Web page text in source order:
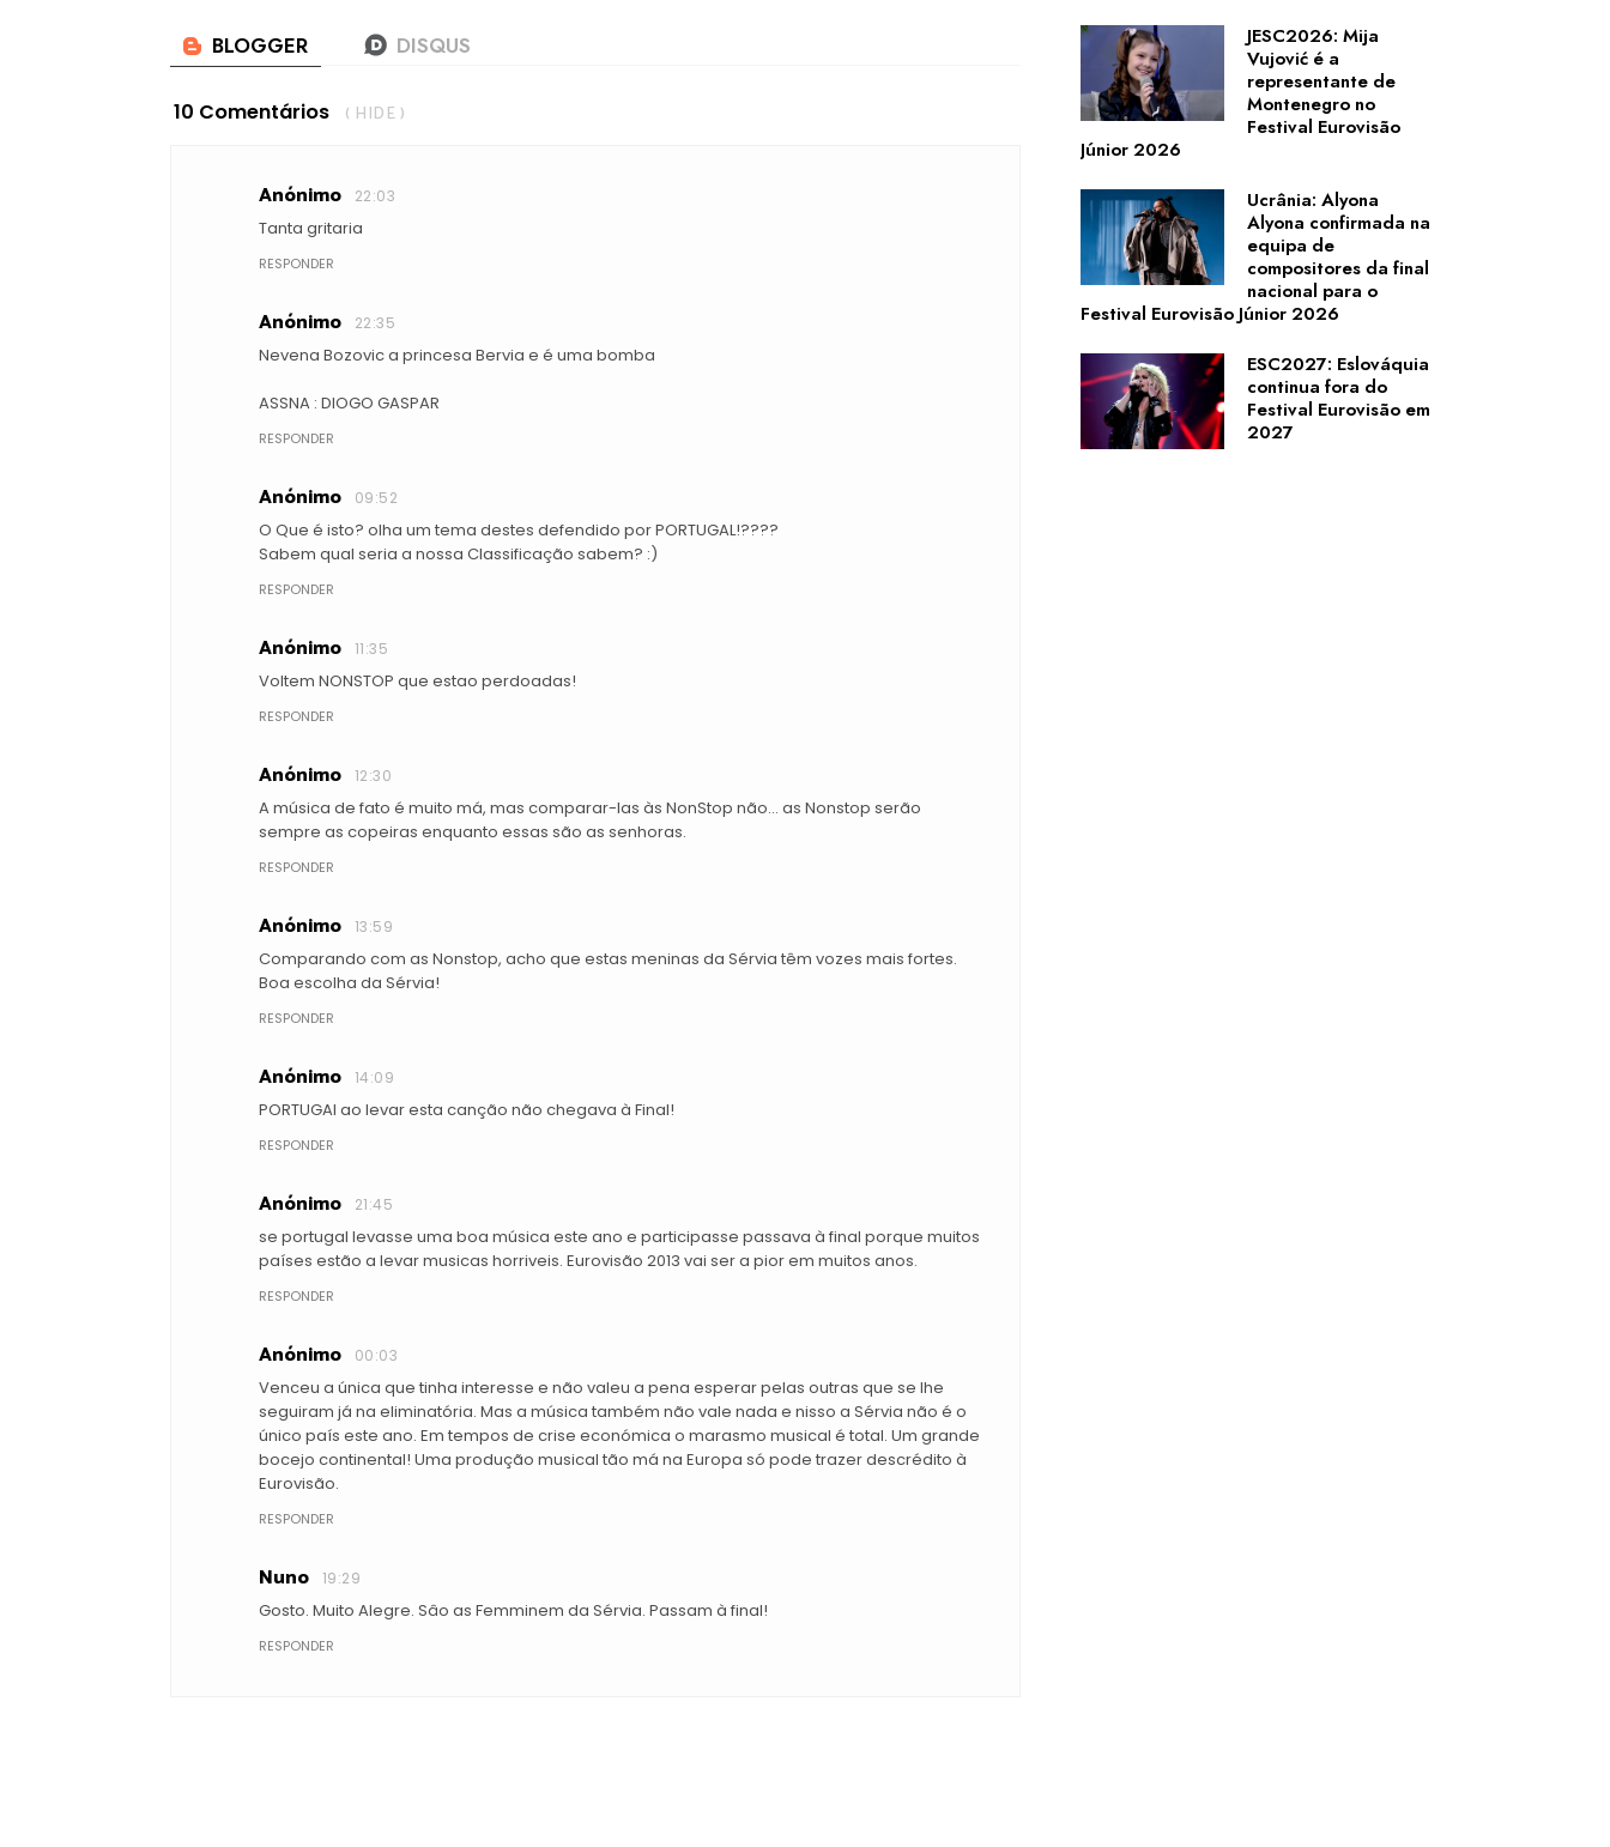
10 Comentários ( HIDE )
Anónimo 22:03
Tanta gritaria
RESPONDER
Anónimo 22:35
Nevena Bozovic a princesa Bervia e é uma bomba
ASSNA : DIOGO GASPAR
RESPONDER
Anónimo 09:52
O Que é isto? olha um tema destes defendido por PORTUGAL!????
Sabem qual seria a nossa Classificação sabem? :)
RESPONDER
Anónimo 11:35
Voltem NONSTOP que estao perdoadas!
RESPONDER
Anónimo 12:30
A música de fato é muito má, mas comparar-las às NonStop não... as Nonstop serão
sempre as copeiras enquanto essas são as senhoras.
RESPONDER
Anónimo 13:59
Comparando com as Nonstop, acho que estas meninas da Sérvia têm vozes mais fortes.
Boa escolha da Sérvia!
RESPONDER
Anónimo 14:09
PORTUGAl ao levar esta canção não chegava à Final!
RESPONDER
Anónimo 21:45
se portugal levasse uma boa música este ano e participasse passava à final porque muitos
países estão a levar musicas horriveis. Eurovisão 2013 vai ser a pior em muitos anos.
RESPONDER
Anónimo 00:03
Venceu a única que tinha interesse e não valeu a pena esperar pelas outras que se lhe
seguiram já na eliminatória. Mas a música também não vale nada e nisso a Sérvia não é o
único país este ano. Em tempos de crise económica o marasmo musical é total. Um grande
bocejo continental! Uma produção musical tão má na Europa só pode trazer descrédito à
Eurovisão.
RESPONDER
Nuno 19:29
Gosto. Muito Alegre. Sâo as Femminem da Sérvia. Passam à final!
RESPONDER
JESC2026: Mija
Vujović é a
representante de
Montenegro no
Festival Eurovisão
Júnior 2026
Ucrânia: Alyona
Alyona confirmada na
equipa de
compositores da final
nacional para o
Festival Eurovisão Júnior 2026
ESC2027: Eslováquia
continua fora do
Festival Eurovisão em
2027